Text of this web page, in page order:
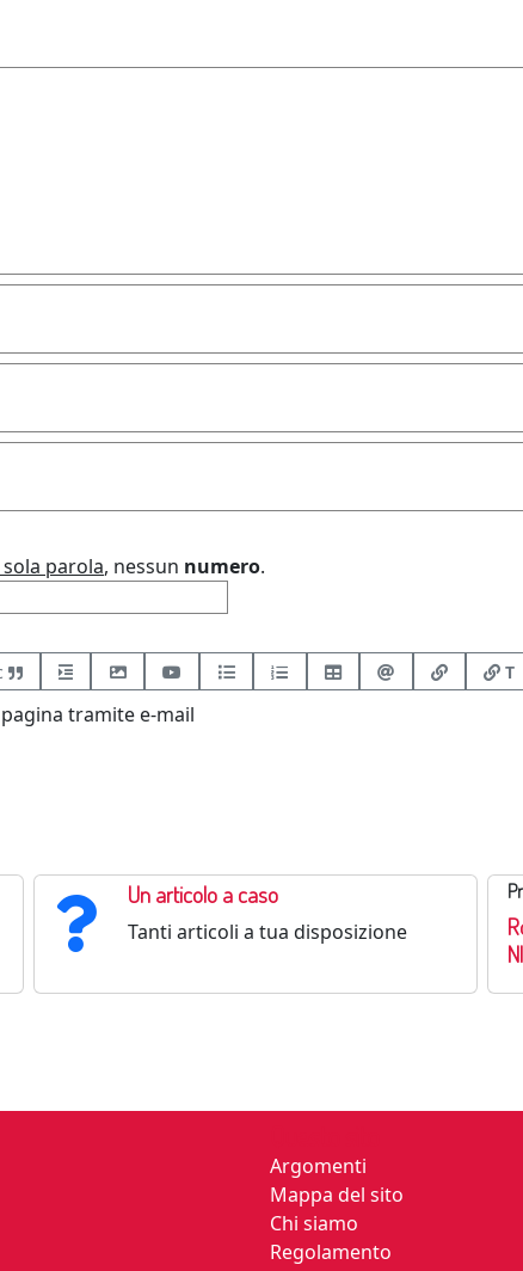
parola, nessun numero.
T
tramite e-mail
Un articolo a caso
Tanti articoli a tua disposizione
Argomenti
Mappa del sito
Chi siamo
Regolamento